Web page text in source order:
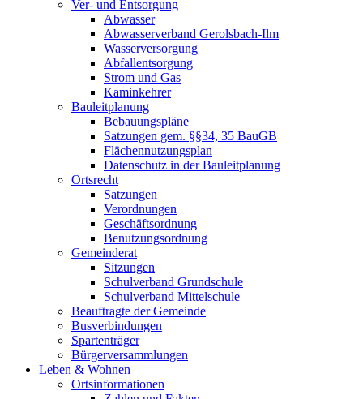
Ver- und Entsorgung
Abwasser
Abwasserverband Gerolsbach-Ilm
Wasserversorgung
Abfallentsorgung
Strom und Gas
Kaminkehrer
Bauleitplanung
Bebauungspläne
Satzungen gem. §§34, 35 BauGB
Flächennutzungsplan
Datenschutz in der Bauleitplanung
Ortsrecht
Satzungen
Verordnungen
Geschäftsordnung
Benutzungsordnung
Gemeinderat
Sitzungen
Schulverband Grundschule
Schulverband Mittelschule
Beauftragte der Gemeinde
Busverbindungen
Spartenträger
Bürgerversammlungen
Leben & Wohnen
Ortsinformationen